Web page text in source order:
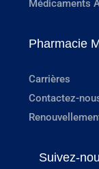
Médicaments
Pharmacie
Carrières
Contactez-
Suivez-